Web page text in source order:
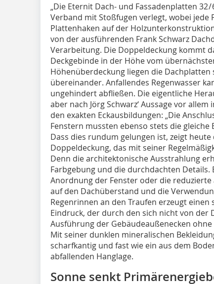
„Die Eternit Dach- und Fassadenplatten
Verband mit Stoßfugen verlegt, wobei
Plattenhaken auf der Holzunterkonstruktion
von der ausführenden Frank Schwarz
Verarbeitung. Die Doppeldeckung kommt
Deckgebinde in der Höhe vom
Höhenüberdeckung liegen die
übereinander. Anfallendes Regenwasser
ungehindert abfließen. Die eigentliche
aber nach Jörg Schwarz‘ Aussage vor
den exakten Eckausbildungen: „Die
Fenstern mussten ebenso stets die gleiche
Dass dies rundum gelungen ist, zeigt
Doppeldeckung, das mit seiner
Denn die architektonische Ausstrahlung
Farbgebung und die durchdachten
Anordnung der Fenster oder die
auf den Dachüberstand und die
Regenrinnen an den Traufen erzeugt
Eindruck, der durch den sich nicht von der
Ausführung der Gebäudeaußenecken
Mit seiner dunklen mineralischen
scharfkantig und fast wie ein aus dem
abfallenden Hanglage.
Sonne senkt